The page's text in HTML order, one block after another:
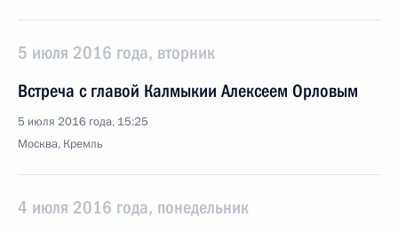
5 июля 2016 года, вторник
Встреча с главой Калмыкии Алексеем Орловым
5 июля 2016 года, 15:25
Москва, Кремль
4 июля 2016 года, понедельник